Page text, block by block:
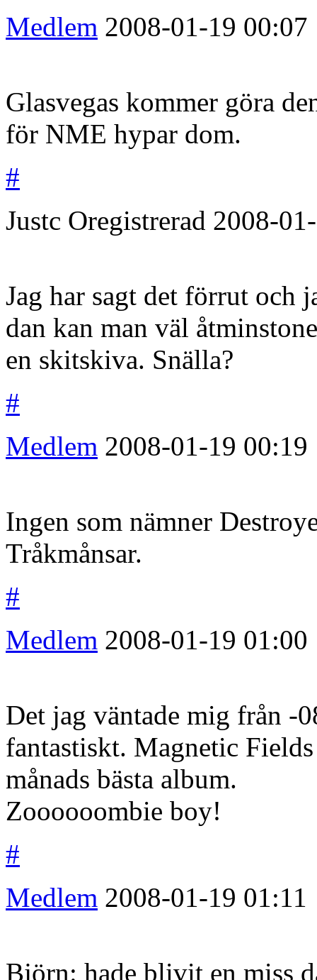
Medlem 2008-01-19 00:07
Glasvegas kommer göra
för NME hypar dom.
#
Justc Oregistrerad 2008-
Jag har sagt det förrut och
dan kan man väl
en skitskiva. Snälla?
#
Medlem 2008-01-19 00:19
Ingen som nämner
Tråkmånsar.
#
Medlem 2008-01-19 01:00
Det jag väntade mig från -
fantastiskt. Magnetic
månads bästa album.
Zoooooombie boy!
#
Medlem 2008-01-19 01:11
Björn: hade blivit en miss